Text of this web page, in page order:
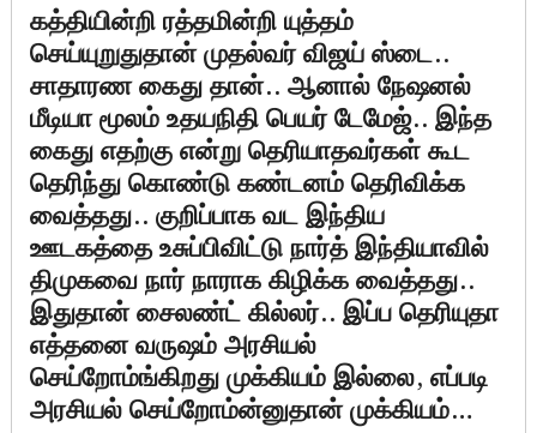
கத்தியின்றி ரத்தமின்றி யுத்தம்
செய்யுறுதுதான் முதல்வர் விஜய் ஸ்டை..
சாதாரண கைது தான்.. ஆனால் நேஷனல்
மீடியா மூலம் உதயநிதி பெயர் டேமேஜ்.. இந்த
கைது எதற்கு என்று தெரியாதவர்கள் கூட
தெரிந்து கொண்டு கண்டனம் தெரிவிக்க
வைத்தது.. குறிப்பாக வட இந்திய
ஊடகத்தை உசுப்பிவிட்டு நார்த் இந்தியாவில்
திமுகவை நார் நாராக கிழிக்க வைத்தது..
இதுதான் சைலண்ட் கில்லர்.. இப்ப தெரியுதா
எத்தனை வருஷம் அரசியல்
செய்றோம்ங்கிறது முக்கியம் இல்லை, எப்படி
அரசியல் செய்றோம்ன்னுதான் முக்கியம்…